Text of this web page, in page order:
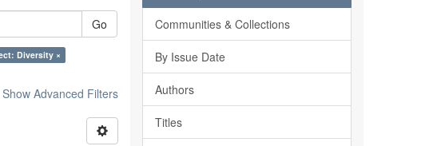
Go
Diversity ×
Show Advanced Filters
Communities & Collections
By Issue Date
Authors
Titles